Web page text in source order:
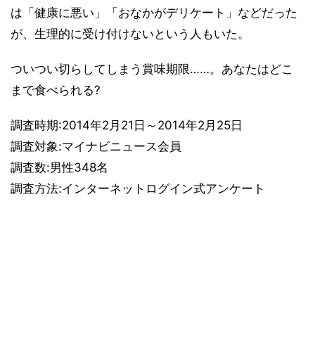
は「健康に悪い」「おなかがデリケート」などだった
が、生理的に受け付けないという人もいた。
ついつい切らしてしまう賞味期限……。あなたはどこ
まで食べられる?
調査時期:2014年2月21日～2014年2月25日
調査対象:マイナビニュース会員
調査数:男性348名
調査方法:インターネットログイン式アンケート